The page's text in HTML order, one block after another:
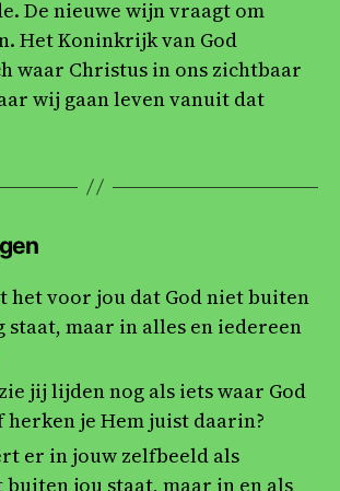
De nieuwe wijn vraagt om
Het Koninkrijk van God
waar Christus in ons zichtbaar
wij gaan leven vanuit dat
het voor jou dat God niet buiten
staat, maar in alles en iedereen
jij lijden nog als iets waar God
herken je Hem juist daarin?
er in jouw zelfbeeld als
jou staat, maar in en als